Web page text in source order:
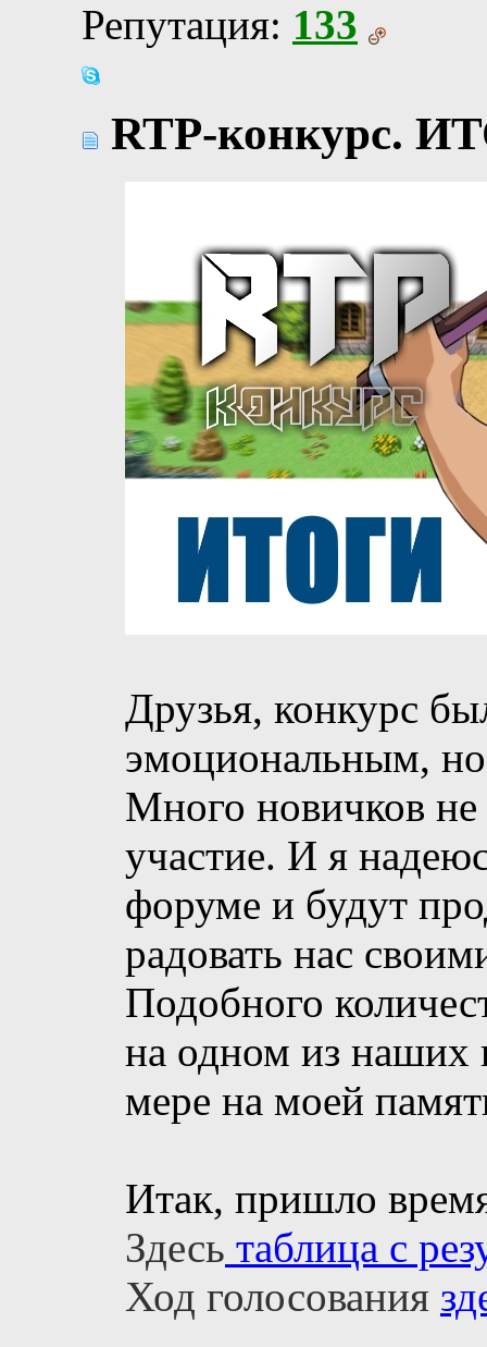
Репутация: 133
RTP-конкурс.
Друзья, конкурс
эмоциональным,
Много новичков не
участие. И я
форуме и будут
радовать нас
Подобного
на одном из наших
мере на моей
Итак, пришло
Здесь таблица с
Ход голосования